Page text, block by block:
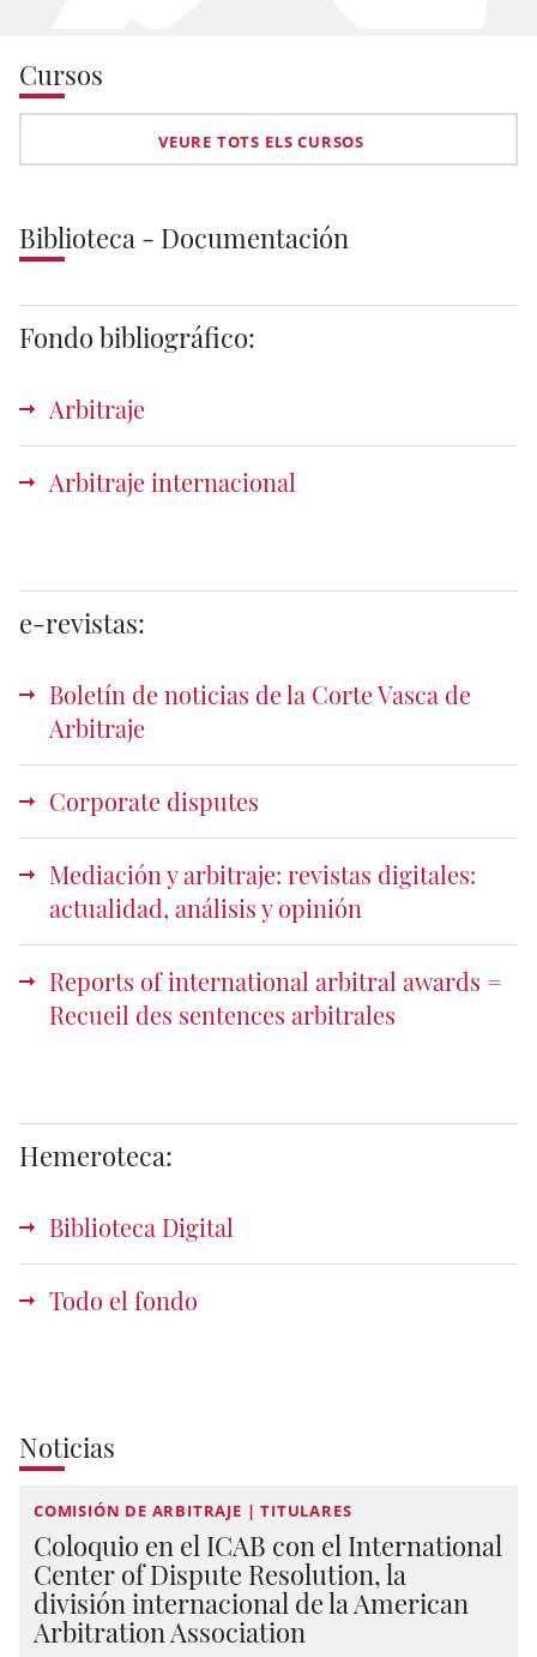
Cursos
VEURE TOTS ELS CURSOS
Biblioteca - Documentación
Fondo bibliográfico:
Arbitraje
Arbitraje internacional
e-revistas:
Boletín de noticias de la Corte Vasca de
Arbitraje
Corporate disputes
Mediación y arbitraje: revistas digitales:
actualidad, análisis y opinión
Reports of international arbitral awards =
Recueil des sentences arbitrales
Hemeroteca:
Biblioteca Digital
Todo el fondo
Noticias
COMISIÓN DE ARBITRAJE | TITULARES
Coloquio en el ICAB con el International
Center of Dispute Resolution, la
división internacional de la American
Arbitration Association